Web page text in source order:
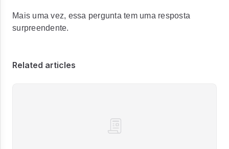
Mais uma vez, essa pergunta tem uma resposta
surpreendente.
Related articles